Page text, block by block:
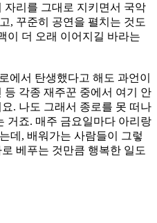
자리를 그대로 지키면서 국악
, 꾸준히 공연을 펼치는 것도
이 더 오래 이어지길 바라는
에서 탄생했다고 해도 과언이
등 각종 재주꾼 중에서 여기 안
. 나도 그래서 종로를 못 떠나
거죠. 매주 금요일마다 아리랑
데, 배워가는 사람들이 그렇
베푸는 것만큼 행복한 일도